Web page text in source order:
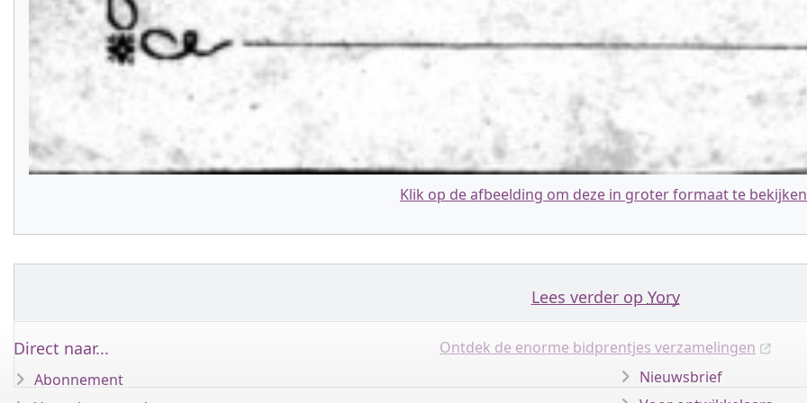
Klik op de afbeelding om deze in groter formaat te
Lees verder op Yory
Ontdek de enorme bidprentjes verzamelingen
Direct naar...
Abonnement
Nieuwsbrief